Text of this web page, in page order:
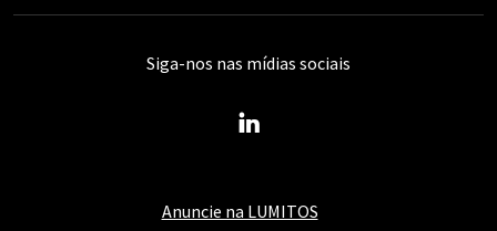
Anuncie na LUMITOS
Siga-nos nas mídias sociais